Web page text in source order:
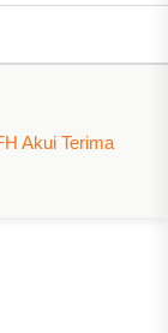
Akui Terima